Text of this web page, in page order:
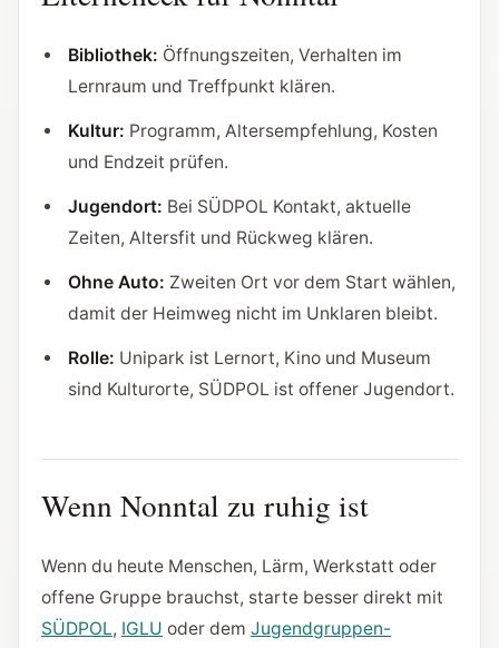
Bibliothek: Öffnungszeiten, Verhalten im
Lernraum und Treffpunkt klären.
Kultur: Programm, Altersempfehlung, Kosten
und Endzeit prüfen.
Jugendort: Bei SÜDPOL Kontakt, aktuelle
Zeiten, Altersfit und Rückweg klären.
Ohne Auto: Zweiten Ort vor dem Start wählen,
damit der Heimweg nicht im Unklaren bleibt.
Rolle: Unipark ist Lernort, Kino und Museum
sind Kulturorte, SÜDPOL ist offener Jugendort.
Wenn Nonntal zu ruhig ist
Wenn du heute Menschen, Lärm, Werkstatt oder
offene Gruppe brauchst, starte besser direkt mit
SÜDPOL, IGLU oder dem Jugendgruppen-